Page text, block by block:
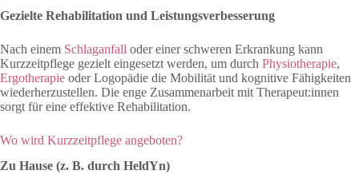
Gezielte Rehabilitation und Leistungsverbesserung
Nach einem Schlaganfall oder einer schweren Erkrankung kann
Kurzzeitpflege gezielt eingesetzt werden, um durch Physiotherapie,
Ergotherapie oder Logopädie die Mobilität und kognitive Fähigkeiten
wiederherzustellen. Die enge Zusammenarbeit mit Therapeut:innen
sorgt für eine effektive Rehabilitation.
Wo wird Kurzzeitpflege angeboten?
Zu Hause (z. B. durch HeldYn)